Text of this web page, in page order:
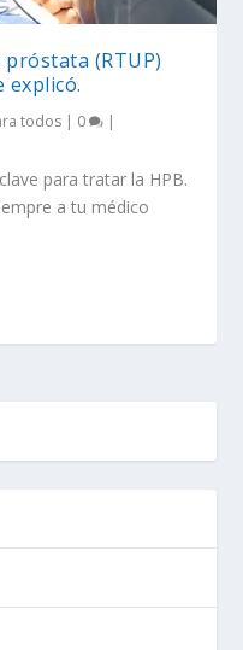
(RTUP)
explicó.
todos | 0 |
para tratar la HPB.
a tu médico